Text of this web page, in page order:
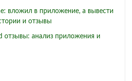
вложил в приложение, а вывести
и отзывы
отзывы: анализ приложения и